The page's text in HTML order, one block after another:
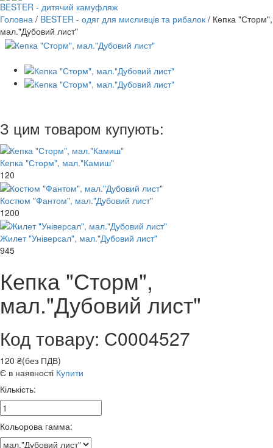
BESTER - дитячий камуфляж
Головна / BESTER - одяг для мисливців та рибалок / Кепка "Сторм",
мал."Дубовий лист"
З цим товаром купують:
Кепка "Сторм", мал."Камиш"
120
Костюм "Фантом", мал."Дубовий лист"
1200
Жилет "Універсал", мал."Дубовий лист"
945
Кепка "Сторм",
мал."Дубовий лист"
Код товару: С0004527
120 ₴(без ПДВ)
Є в наявності Купити
Кількість:
Кольорова гамма: